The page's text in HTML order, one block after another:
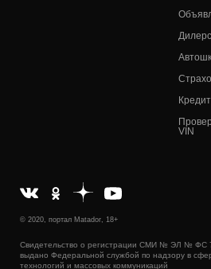
VIN
© 2020, портал Matador, 18+
Свидетельство о регистрации СМИ № ЭЛ № ФС
выдано Федеральной службой по надзору в
технологий и массовых коммуникаций